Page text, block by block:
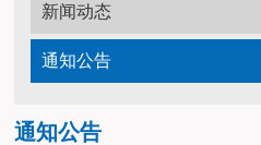
新闻动态
通知公告
通知公告